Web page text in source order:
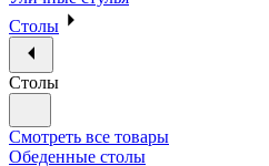
Столы
Столы
Смотреть все товары
Обеденные столы